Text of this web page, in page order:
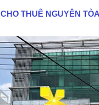
|CHO THUÊ NGUYÊN